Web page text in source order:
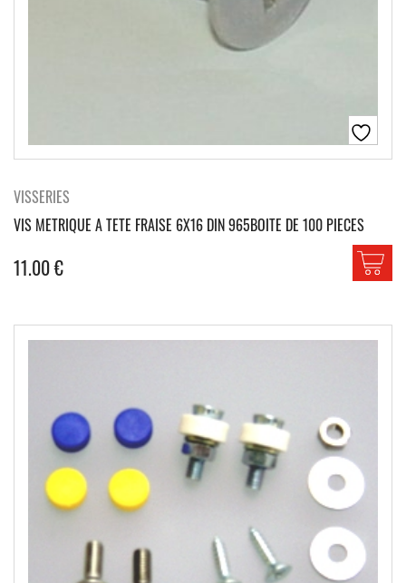
VISSERIES
VIS METRIQUE A TETE FRAISE 6X16 DIN 965BOITE DE 100 PIECES
11.00€